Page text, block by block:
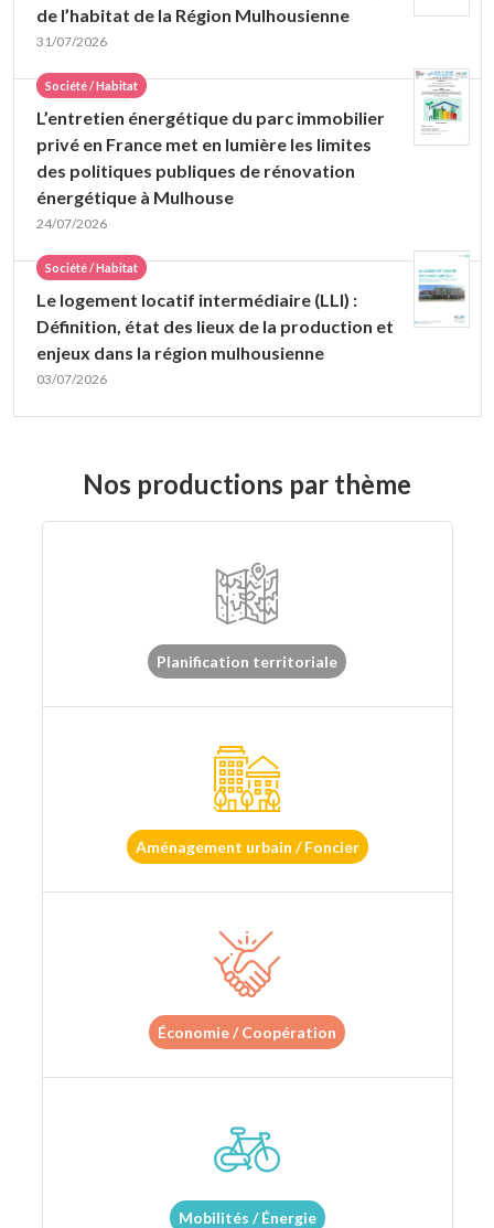
de l’habitat de la Région Mulhousienne
31/07/2026
Société / Habitat
L’entretien énergétique du parc immobilier
privé en France met en lumière les limites
des politiques publiques de rénovation
énergétique à Mulhouse
24/07/2026
Société / Habitat
Le logement locatif intermédiaire (LLI) :
Définition, état des lieux de la production et
enjeux dans la région mulhousienne
03/07/2026
Nos productions par thème
Planification territoriale
Aménagement urbain / Foncier
Économie / Coopération
Mobilités / Énergie